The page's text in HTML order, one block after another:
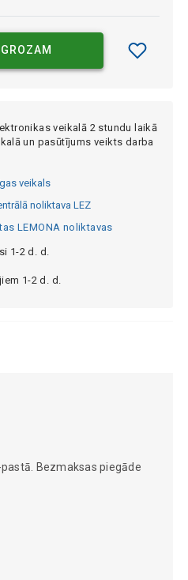
veikalā 2 stundu laikā
un pasūtījums veikts darba
veikals
noliktava LEZ
LEMONA noliktavas
1-2 d. d.
1-2 d. d.
Bezmaksas piegāde